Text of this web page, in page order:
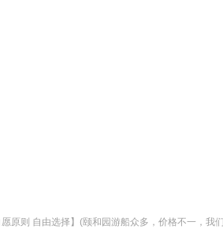
原则 自由选择】(颐和园游船众多，价格不一，